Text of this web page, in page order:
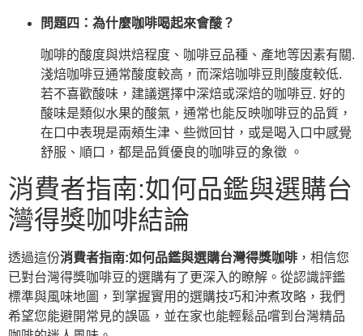
問題四：為什麼咖啡喝起來會酸？
咖啡的酸度與烘焙程度、咖啡豆品種、產地等因素有關.
淺焙咖啡豆通常酸度較高，而深焙咖啡豆則酸度較低.
若不喜歡酸味，建議選擇中深焙或深焙的咖啡豆. 好的
酸味是類似水果的酸氣，通常也能反映咖啡豆的品質，
在口中表現是兩頰生津、些微回甘，或是喝入口中感覺
舒服、順口，都是品質優良的咖啡豆的象徵 。
消費者指南:如何品鑑與選購台
灣得獎咖啡結論
透過這份消費者指南:如何品鑑與選購台灣得獎咖啡 ，相信您
已對台灣得獎咖啡豆的選購有了更深入的瞭解。從認識評鑑
標準與風味地圖，到掌握實用的選購技巧和沖煮攻略，我們
希望您能避開常見的誤區，並在家也能輕鬆品嚐到台灣精品